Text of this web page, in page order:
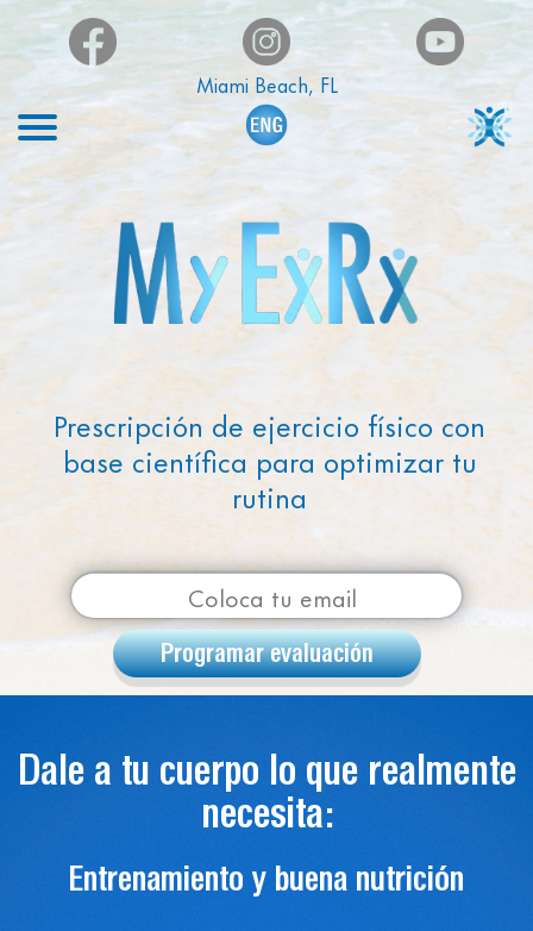
Miami Beach, FL
Prescripción de ejercicio físico con
base científica para optimizar tu
rutina
Programar evaluación
Dale a tu cuerpo lo que realmente
necesita:
Entrenamiento y buena nutrición